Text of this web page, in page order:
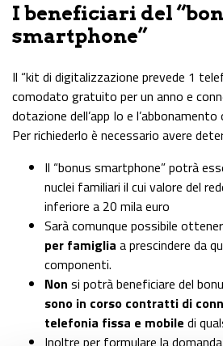
I beneficiari del
smartphone”
Il “kit di digitalizzazione prevede 1
comodato gratuito per un anno e
dotazione dell’app Io e l’abbonamento
Per richiederlo è necessario avere
Il “bonus smartphone” potrà
nuclei familiari il cui valore del
inferiore a 20 mila euro
Sarà comunque possibile
per famiglia a prescindere da
componenti.
Non si potrà beneficiare del
sono in corso contratti di
telefonia fissa e mobile di
Inoltre per formulare la